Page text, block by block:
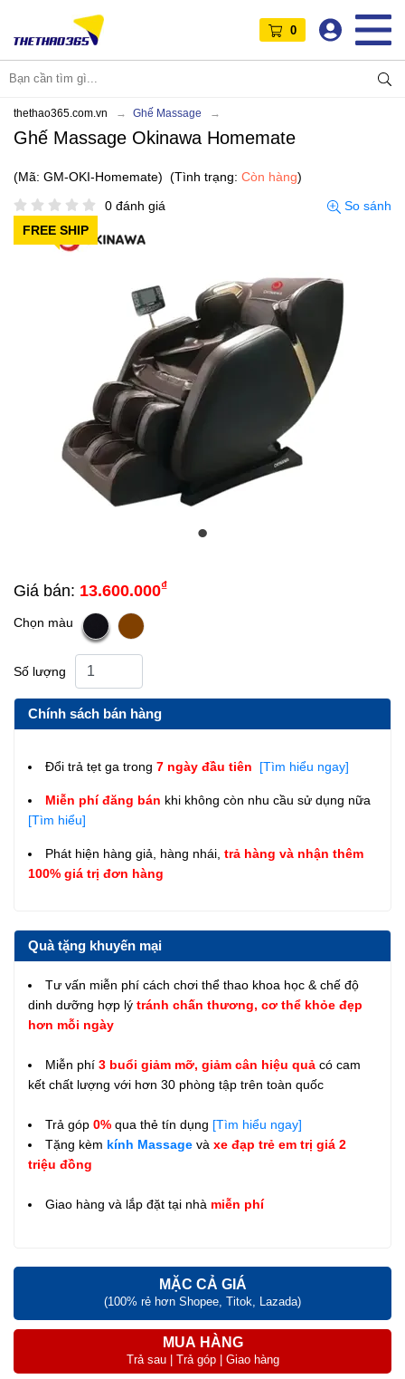
0
thethao365.com.vn Ghế Massage
Ghế Massage Okinawa Homemate
(Mã: GM-OKI-Homemate) (Tình trạng: Còn hàng)
0 đánh giá
So sánh
FREE SHIP
Giá bán: 13.600.000₫
Chọn màu
Số lượng
Chính sách bán hàng
Đổi trả tẹt ga trong 7 ngày đầu tiên [Tìm hiểu ngay]
Miễn phí đăng bán khi không còn nhu cầu sử dụng nữa
[Tìm hiểu]
Phát hiện hàng giả, hàng nhái, trả hàng và nhận thêm
100% giá trị đơn hàng
Quà tặng khuyến mại
Tư vấn miễn phí cách chơi thể thao khoa học & chế độ
dinh dưỡng hợp lý tránh chấn thương, cơ thể khỏe đẹp
hơn mỗi ngày
Miễn phí 3 buổi giảm mỡ, giảm cân hiệu quả có cam
kết chất lượng với hơn 30 phòng tập trên toàn quốc
Trả góp 0% qua thẻ tín dụng [Tìm hiểu ngay]
Tặng kèm kính Massage và xe đạp trẻ em trị giá 2
triệu đồng
Giao hàng và lắp đặt tại nhà miễn phí
MẶC CẢ GIÁ
(100% rẻ hơn Shopee, Titok, Lazada)
MUA HÀNG
Trả sau | Trả góp | Giao hàng